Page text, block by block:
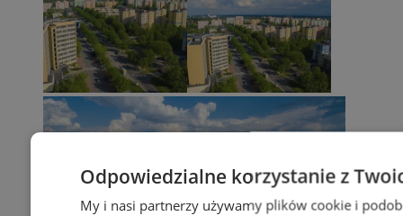
Odpowiedzialne korzystanie z
My i nasi partnerzy używamy plików cookie i